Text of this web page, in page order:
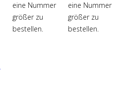
Produktseite
eine Nummer
größer zu
bestellen.
Produktseite
eine Nummer
größer zu
bestellen.